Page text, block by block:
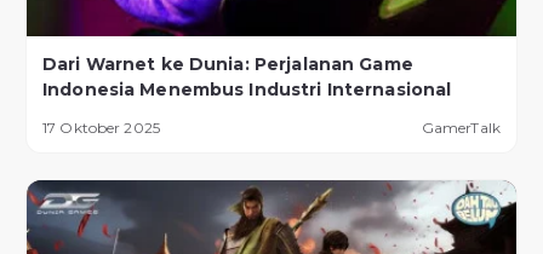
Dari Warnet ke Dunia: Perjalanan Game
Indonesia Menembus Industri Internasional
17 Oktober 2025 GamerTalk